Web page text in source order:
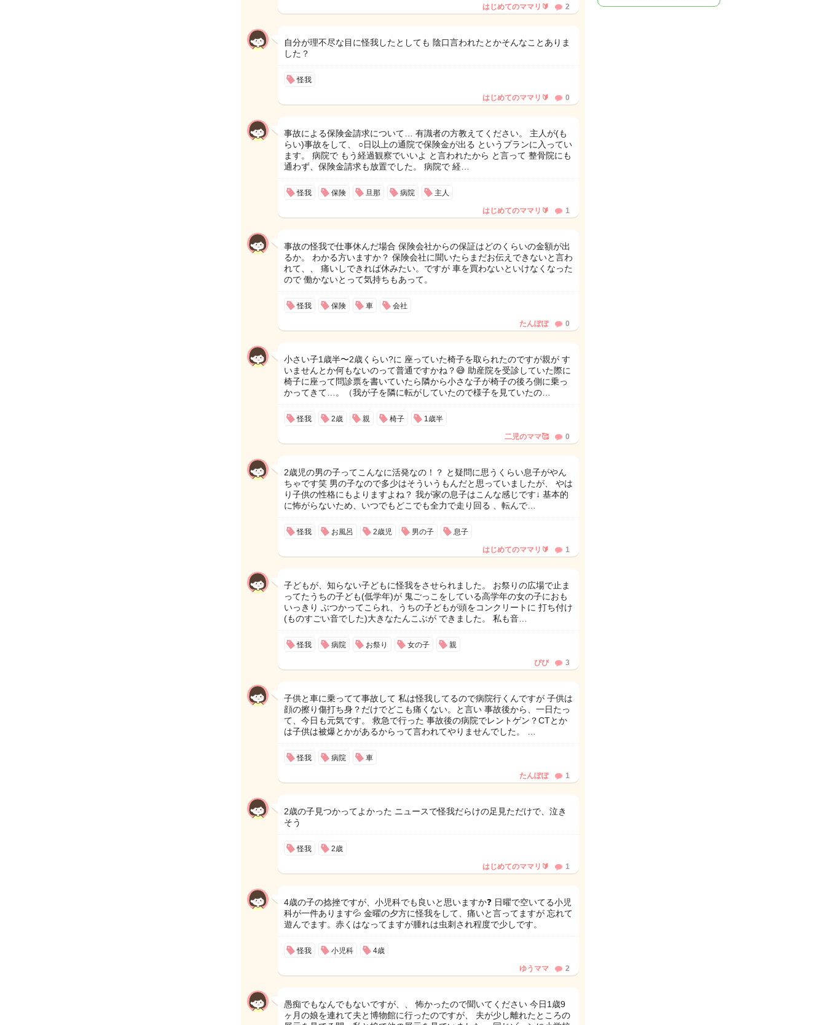
はじめてのママリ🔰 2
自分が理不尽な目に怪我したとしても 陰口言われたとかそんなことありま
した？
怪我
はじめてのママリ🔰 0
事故による保険金請求について… 有識者の方教えてください。 主人が(も
らい)事故をして、 ○日以上の通院で保険金が出る というプランに入ってい
ます。 病院で もう経過観察でいいよ と言われたから と言って 整骨院にも
通わず、保険金請求も放置でした。 病院で 経…
怪我 保険 旦那 病院 主人
はじめてのママリ🔰 1
事故の怪我で仕事休んだ場合 保険会社からの保証はどのくらいの金額が出
るか。 わかる方いますか？ 保険会社に聞いたらまだお伝えできないと言わ
れて、、 痛いしできれば休みたい。ですが 車を買わないといけなくなった
ので 働かないとって気持ちもあって。
怪我 保険 車 会社
たんぽぽ 0
小さい子1歳半〜2歳くらい?に 座っていた椅子を取られたのですが親が す
いませんとか何もないのって普通ですかね？😅 助産院を受診していた際に
椅子に座って問診票を書いていたら隣から小さな子が椅子の後ろ側に乗っ
かってきて…。（我が子を隣に転がしていたので様子を見ていたの…
怪我 2歳 親 椅子 1歳半
二児のママ🥰 0
2歳児の男の子ってこんなに活発なの！？ と疑問に思うくらい息子がやん
ちゃです笑 男の子なので多少はそういうもんだと思っていましたが、 やは
り子供の性格にもよりますよね？ 我が家の息子はこんな感じです↓ 基本的
に怖がらないため、いつでもどこでも全力で走り回る 、転んで…
怪我 お風呂 2歳児 男の子 息子
はじめてのママリ🔰 1
子どもが、知らない子どもに怪我をさせられました。 お祭りの広場で止ま
ってたうちの子ども(低学年)が 鬼ごっこをしている高学年の女の子におも
いっきり ぶつかってこられ、うちの子どもが頭をコンクリートに 打ち付け
(ものすごい音でした)大きなたんこぶが できました。 私も音…
怪我 病院 お祭り 女の子 親
ぴぴ 3
子供と車に乗ってて事故して 私は怪我してるので病院行くんですが 子供は
顔の擦り傷打ち身？だけでどこも痛くない。と言い 事故後から、一日たっ
て、今日も元気です。 救急で行った 事故後の病院でレントゲン？CTとか
は子供は被爆とかがあるからって言われてやりませんでした。 …
怪我 病院 車
たんぽぽ 1
2歳の子見つかってよかった ニュースで怪我だらけの足見ただけで、泣き
そう
怪我 2歳
はじめてのママリ🔰 1
4歳の子の捻挫ですが、小児科でも良いと思いますか❓ 日曜で空いてる小児
科が一件あります💦 金曜の夕方に怪我をして、痛いと言ってますが 忘れて
遊んでます。赤くはなってますが腫れは虫刺され程度で少しです。
怪我 小児科 4歳
ゆうママ 2
愚痴でもなんでもないですが、、 怖かったので聞いてください 今日1歳9
ヶ月の娘を連れて夫と博物館に行ったのですが、 夫が少し離れたところの